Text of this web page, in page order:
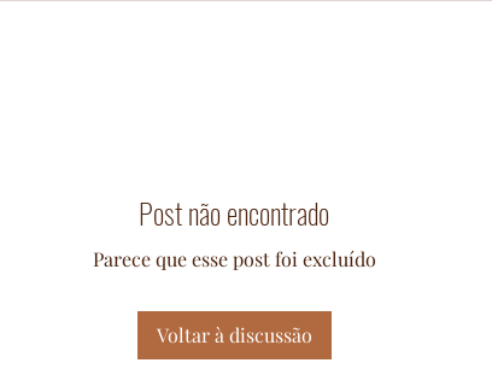
Post não encontrado
Parece que esse post foi excluído
Voltar à discussão